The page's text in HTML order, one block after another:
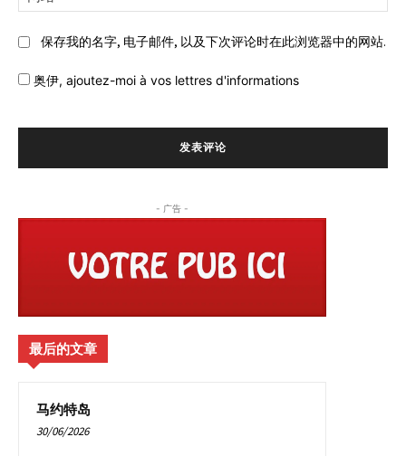
站:
保存我的名字, 电子邮件, 以及下次评论时在此浏览器中的网站.
奥伊, ajoutez-moi à vos lettres d'informations
- 广告 -
最后的文章
马约特岛
30/06/2026